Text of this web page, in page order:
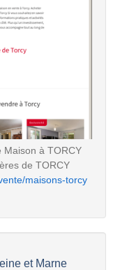
Maison à TORCY
de TORCY
maisons-torcy
et Marne